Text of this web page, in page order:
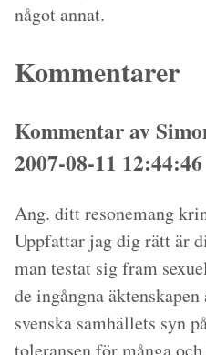
något annat.
Kommentarer
Kommentar av
2007-08-11 12:44:46
Ang. ditt resonemang
Uppfattar jag dig rätt är
man testat sig fram
de ingångna
svenska samhällets syn